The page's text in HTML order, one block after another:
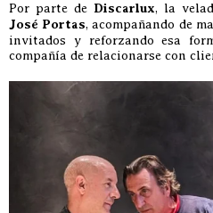
Por parte de Discarlux, la
José Portas, acompañando de
invitados y reforzando esa
compañía de relacionarse con